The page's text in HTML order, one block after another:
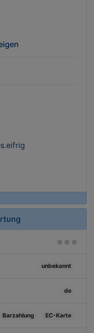
unbekannt
de
Barzahlung EC-Karte